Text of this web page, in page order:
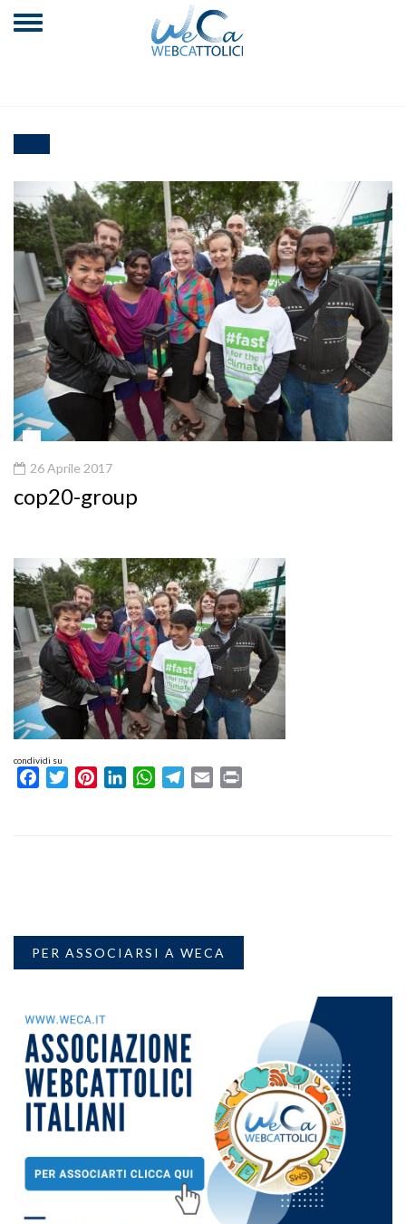
26 Aprile 2017
cop20-group
condividi su
FacebookTwitterPinterestLinkedInWhatsAppTelegram
Email
PER ASSOCIARSI A WECA